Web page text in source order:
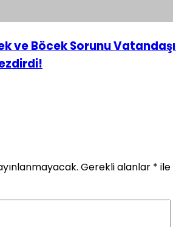
ve Böcek Sorunu Vatandaşı
Gerekli alanlar * ile